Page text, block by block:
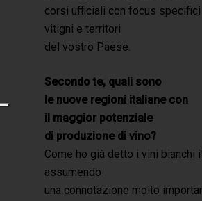
corsi ufficiali con focus specifici
vitigni e territori
del vostro Paese.
Secondo te, quali sono
le nuove regioni italiane con
il maggior potenziale
di produzione di vino?
Come ho già detto i vini bianchi
assumendo
una connotazione molto